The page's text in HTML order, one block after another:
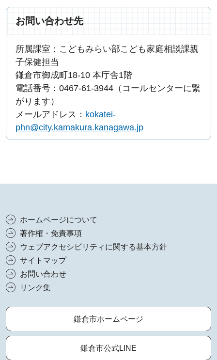
お問い合わせ先
所属課室：こどもみらい部こども家庭相談課親
子保健担当
鎌倉市御成町18-10 本庁舎1階
電話番号：0467-61-3944（コールセンターに繋
がります）
メールアドレス： kokatei-
phn@city.kamakura.kanagawa.jp
ホームページについて
著作権・免責事項
ウェブアクセシビリティに関する基本方針
サイトマップ
お問い合わせ
リンク集
鎌倉市ホームページ
鎌倉市公式LINE